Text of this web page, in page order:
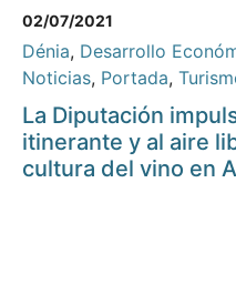
02/07/2021
Dénia, Desarrollo
Noticias, Portada,
La Diputación
itinerante y al aire
cultura del vino en